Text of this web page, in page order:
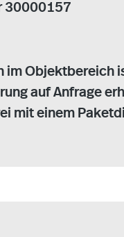
30000157
im Objektbereich
auf Anfrage
mit einem